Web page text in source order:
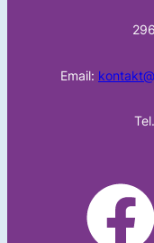
Email:
facebook